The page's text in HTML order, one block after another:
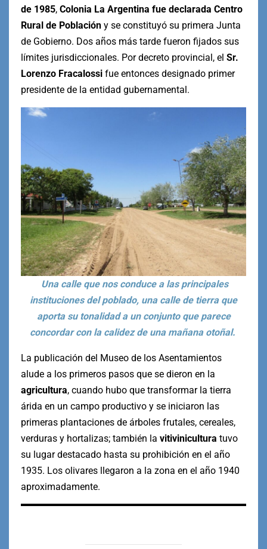
de 1985, Colonia La Argentina fue declarada Centro
Rural de Población y se constituyó su primera Junta
de Gobierno. Dos años más tarde fueron fijados sus
límites jurisdiccionales. Por decreto provincial, el Sr.
Lorenzo Fracalossi fue entonces designado primer
presidente de la entidad gubernamental.
Una calle que nos conduce a las principales
instituciones del poblado, una calle de tierra que
aporta su tonalidad a un conjunto que parece
concordar con la calidez de una mañana otoñal.
La publicación del Museo de los Asentamientos
alude a los primeros pasos que se dieron en la
agricultura, cuando hubo que transformar la tierra
árida en un campo productivo y se iniciaron las
primeras plantaciones de árboles frutales, cereales,
verduras y hortalizas; también la vitivinicultura tuvo
su lugar destacado hasta su prohibición en el año
1935. Los olivares llegaron a la zona en el año 1940
aproximadamente.